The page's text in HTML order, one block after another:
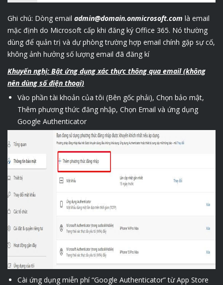
Ghi chú: Dòng email admin@domain.onmicrosoft.com là email
mặc định do Microsoft cấp khi đăng ký Office 365. Nó thường
dùng để quản trị và dự phòng trường hợp email chính gặp sự cố,
không ảnh hưởng số lượng email đã đăng kí
Khuyến nghị: Bật ứng dụng xác thực thông qua email (không
nên dùng số điện thoại)
Vào phần tài khoản của tôi (Bên gốc phải), Chọn bảo mật,
Thêm phương thức đăng nhập, Chọn Email và ứng dụng
Google Authenticator
Cài ứng dụng miễn phí “Google Authenticator” từ App Store